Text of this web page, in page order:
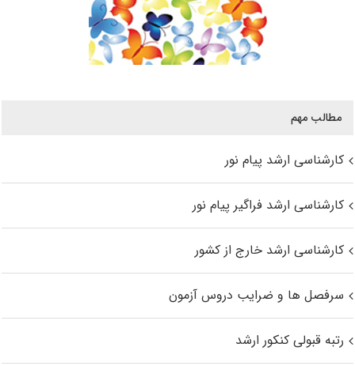
مطالب مهم
کارشناسی ارشد پیام نور
کارشناسی ارشد فراگیر پیام نور
کارشناسی ارشد خارج از کشور
سرفصل ها و ضرایب دروس آزمون
رتبه قبولی کنکور ارشد